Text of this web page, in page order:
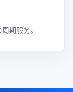
期服务。